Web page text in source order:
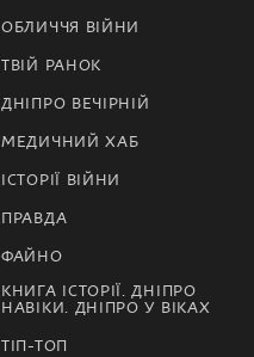
ОБЛИЧЧЯ ВІЙНИ
ТВІЙ РАНОК
ДНІПРО ВЕЧІРНІЙ
МЕДИЧНИЙ ХАБ
ІСТОРІЇ ВІЙНИ
ПРАВДА
ФАЙНО
КНИГА ІСТОРІЇ. ДНІПРО
НАВІКИ. ДНІПРО У ВІКАХ
ТІП-ТОП